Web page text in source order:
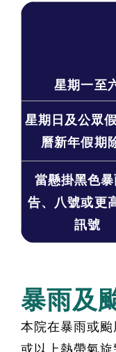
星期一至
星期日及公眾
曆新年假期
當懸掛黑色
告、八號或更
訊號
暴雨及
本院在暴雨或
或以上熱帶氣